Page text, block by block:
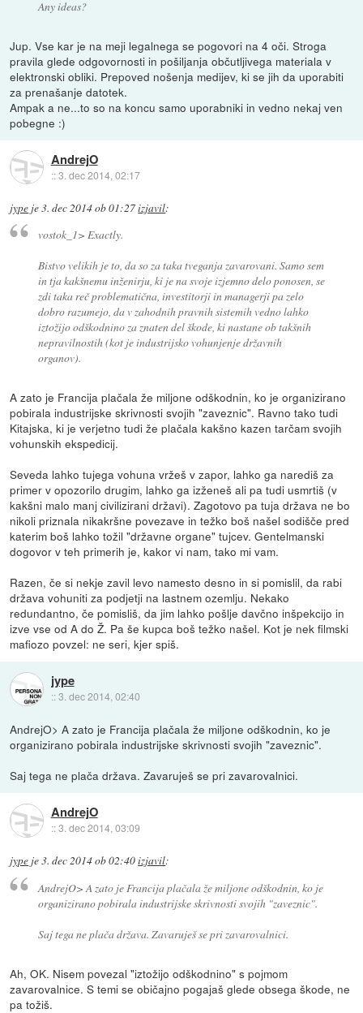
Any ideas?
Jup. Vse kar je na meji legalnega se pogovori na 4 oči. Stroga
pravila glede odgovornosti in pošiljanja občutljivega materiala v
elektronski obliki. Prepoved nošenja medijev, ki se jih da uporabiti
za prenašanje datotek.
Ampak a ne...to so na koncu samo uporabniki in vedno nekaj ven
pobegne :)
AndrejO
::3. dec 2014, 02:17
jype je3. dec 2014 ob 01:27izjavil:
vostok_1> Exactly.
Bistvo velikih je to, da so za taka tveganja zavarovani. Samo sem
in tja kakšnemu inženirju, ki je na svoje izjemno delo ponosen, se
zdi taka reč problematična, investitorji in managerji pa zelo
dobro razumejo, da v zahodnih pravnih sistemih vedno lahko
iztožijo odškodnino za znaten del škode, ki nastane ob takšnih
nepravilnostih (kot je industrijsko vohunjenje državnih
organov).
A zato je Francija plačala že miljone odškodnin, ko je organizirano
pobirala industrijske skrivnosti svojih "zaveznic". Ravno tako tudi
Kitajska, ki je verjetno tudi že plačala kakšno kazen tarčam svojih
vohunskih ekspedicij.
Seveda lahko tujega vohuna vržeš v zapor, lahko ga narediš za
primer v opozorilo drugim, lahko ga izženeš ali pa tudi usmrtiš (v
kakšni malo manj civilizirani državi). Zagotovo pa tuja država ne bo
nikoli priznala nikakršne povezave in težko boš našel sodišče pred
katerim boš lahko tožil "državne organe" tujcev. Gentelmanski
dogovor v teh primerih je, kakor vi nam, tako mi vam.
Razen, če si nekje zavil levo namesto desno in si pomislil, da rabi
država vohuniti za podjetji na lastnem ozemlju. Nekako
redundantno, če pomisliš, da jim lahko pošlje davčno inšpekcijo in
izve vse od A do Ž. Pa še kupca boš težko našel. Kot je nek filmski
mafiozo povzel: ne seri, kjer spiš.
jype
::3. dec 2014, 02:40
AndrejO> A zato je Francija plačala že miljone odškodnin, ko je
organizirano pobirala industrijske skrivnosti svojih "zaveznic".
Saj tega ne plača država. Zavaruješ se pri zavarovalnici.
AndrejO
::3. dec 2014, 03:09
jype je3. dec 2014 ob 02:40izjavil:
AndrejO> A zato je Francija plačala že miljone odškodnin, ko je
organizirano pobirala industrijske skrivnosti svojih "zaveznic".
Saj tega ne plača država. Zavaruješ se pri zavarovalnici.
Ah, OK. Nisem povezal "iztožijo odškodnino" s pojmom
zavarovalnice. S temi se običajno pogajaš glede obsega škode, ne
pa tožiš.